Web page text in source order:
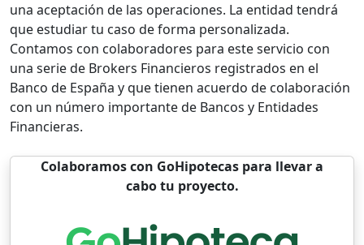
una aceptación de las operaciones. La entidad tendrá
que estudiar tu caso de forma personalizada.
Contamos con colaboradores para este servicio con
una serie de Brokers Financieros registrados en el
Banco de España y que tienen acuerdo de colaboración
con un número importante de Bancos y Entidades
Financieras.
Colaboramos con GoHipotecas para llevar a
cabo tu proyecto.